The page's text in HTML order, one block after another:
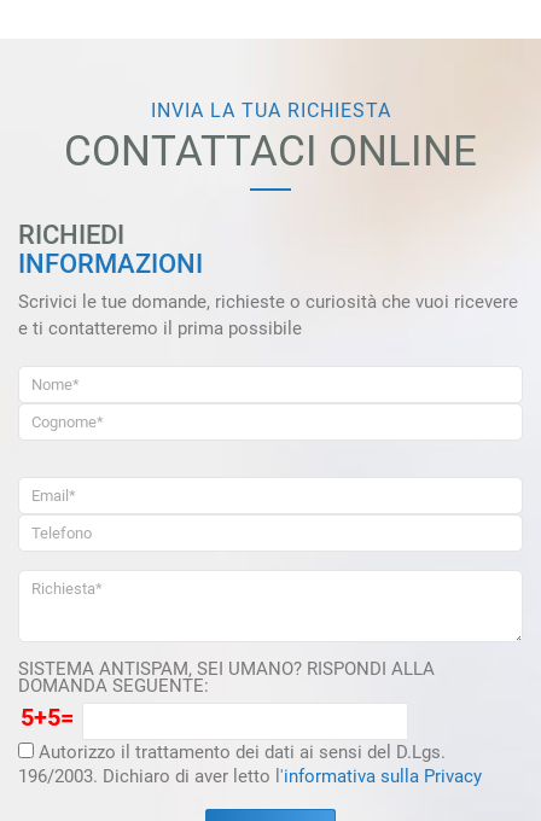
INVIA LA TUA RICHIESTA
CONTATTACI ONLINE
RICHIEDI
INFORMAZIONI
Scrivici le tue domande, richieste o curiosità che vuoi ricevere
e ti contatteremo il prima possibile
SISTEMA ANTISPAM, SEI UMANO? RISPONDI ALLA
DOMANDA SEGUENTE:
5+5=
Autorizzo il trattamento dei dati ai sensi del D.Lgs.
196/2003. Dichiaro di aver letto l'informativa sulla Privacy